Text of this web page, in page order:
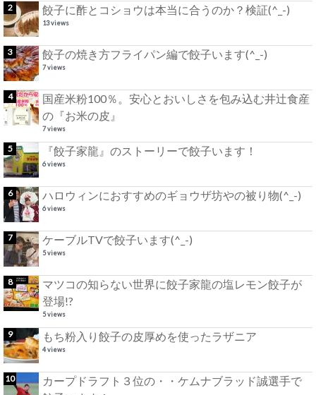
餃子に酢とコショウは本当に合うのか？検証(^_-)
13 views
餃子の焼き方フライパン編で餃子います(^_-)
7 views
国産米粉100％。安心とおいしさを包み込む井辻食産
の『お米の皮』
7 views
『餃子家龍』のストーリーで餃子います！
6 views
ハロウィンにおすすめのギョウザ坊やの被り物(^_-)
6 views
ケーブルTVで餃子います(^_-)
5 views
マツコの知らない世界に餃子家龍の塩レモン餃子が
登場!?
5 views
もち粉入り餃子の皮厚めを使ったラザニア
4 views
カープドラフト３位の・・ケムナブラッド誠選手で